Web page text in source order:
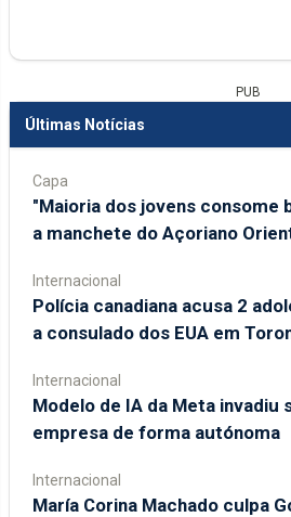
PUB
Últimas Notícias
Capa
"Maioria dos jovens consome
a manchete do Açoriano
Internacional
Polícia canadiana acusa 2
a consulado dos EUA em
Internacional
Modelo de IA da Meta invadiu
empresa de forma autónoma
Internacional
María Corina Machado culpa